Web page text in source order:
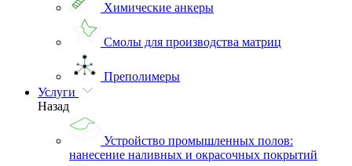
Химические анкеры
Смолы для производства матриц
Преполимеры
Услуги
Назад
Устройство промышленных полов:
нанесение наливных и окрасочных покрытий